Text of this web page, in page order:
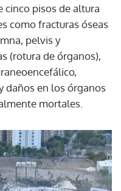
cinco pisos de altura
como fracturas óseas
pelvis y
(rotura de órganos),
daños en los órganos
mortales.